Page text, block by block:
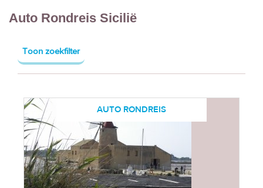
Auto Rondreis Sicilië
Toon zoekfilter
AUTO RONDREIS